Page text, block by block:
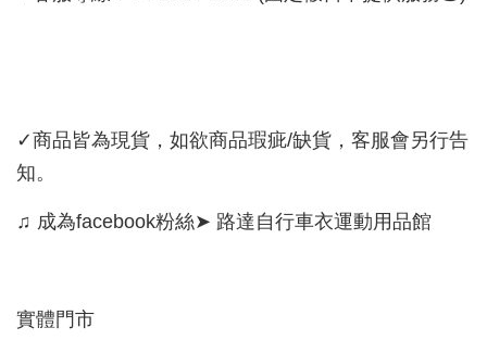
✓商品皆為現貨，如欲商品瑕疵/缺貨，客服會另行告
知。
♫ 成為facebook粉絲➤ 路達自行車衣運動用品館
實體門市